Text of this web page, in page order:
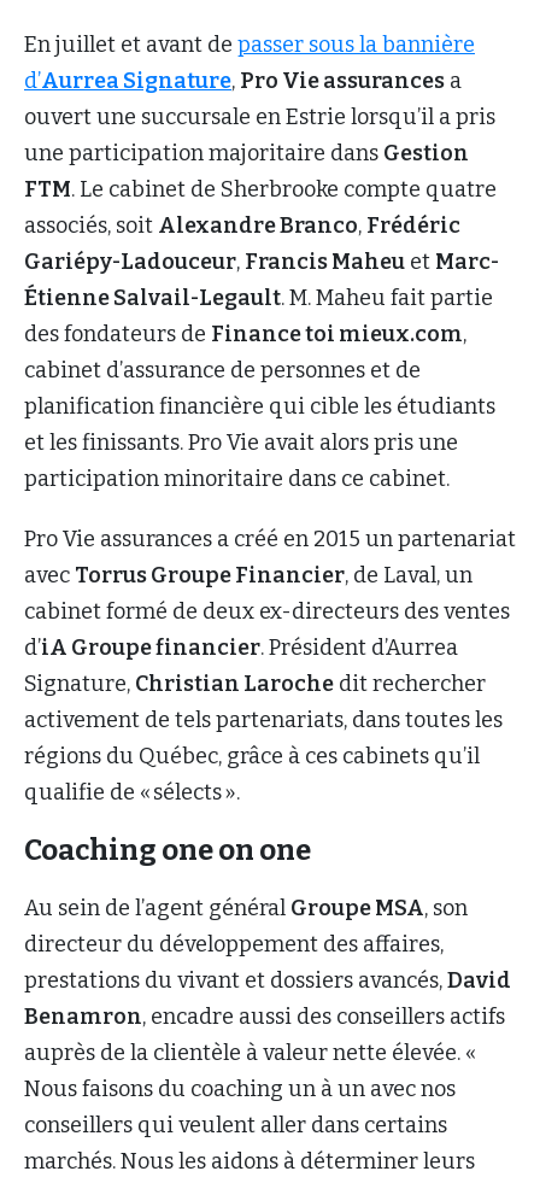
En juillet et avant de passer sous la bannière
d’Aurrea Signature, Pro Vie assurances a
ouvert une succursale en Estrie lorsqu’il a pris
une participation majoritaire dans Gestion
FTM. Le cabinet de Sherbrooke compte quatre
associés, soit Alexandre Branco, Frédéric
Gariépy-Ladouceur, Francis Maheu et Marc-
Étienne Salvail-Legault. M. Maheu fait partie
des fondateurs de Finance toi mieux.com,
cabinet d’assurance de personnes et de
planification financière qui cible les étudiants
et les finissants. Pro Vie avait alors pris une
participation minoritaire dans ce cabinet.
Pro Vie assurances a créé en 2015 un partenariat
avec Torrus Groupe Financier, de Laval, un
cabinet formé de deux ex-directeurs des ventes
d’iA Groupe financier. Président d’Aurrea
Signature, Christian Laroche dit rechercher
activement de tels partenariats, dans toutes les
régions du Québec, grâce à ces cabinets qu’il
qualifie de « sélects ».
Coaching one on one
Au sein de l’agent général Groupe MSA, son
directeur du développement des affaires,
prestations du vivant et dossiers avancés,David
Benamron, encadre aussi des conseillers actifs
auprès de la clientèle à valeur nette élevée. «
Nous faisons du coaching un à un avec nos
conseillers qui veulent aller dans certains
marchés. Nous les aidons à déterminer leurs